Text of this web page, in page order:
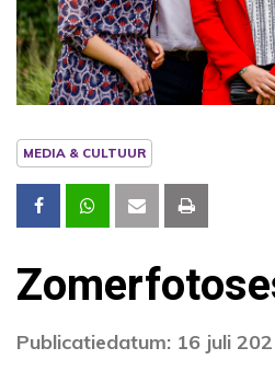
MEDIA & CULTUUR
Publicatiedatum: 16 juli